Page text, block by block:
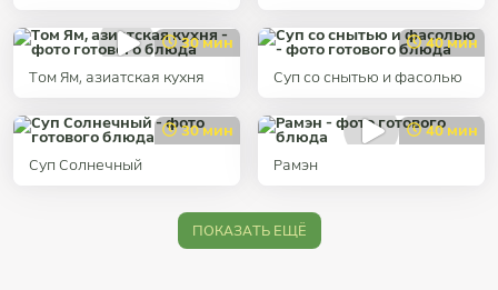
30 мин
Том Ям, азиатская кухня
40 мин
Суп со снытью и фасолью
30 мин
Суп Солнечный
40 мин
Рaмэн
ПОКАЗАТЬ ЕЩЁ